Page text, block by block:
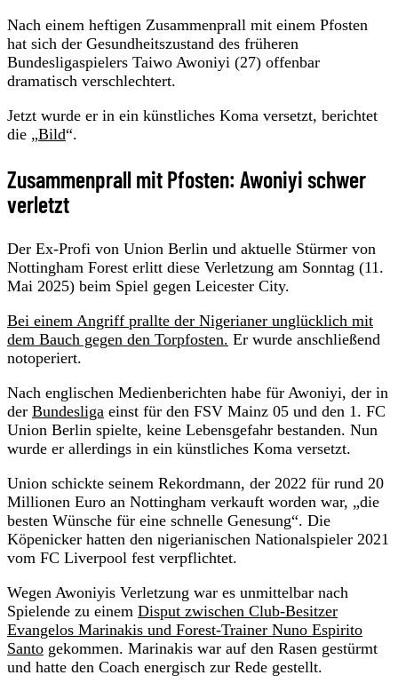
Nach einem heftigen Zusammenprall mit einem Pfosten
hat sich der Gesundheitszustand des früheren
Bundesligaspielers Taiwo Awoniyi (27) offenbar
dramatisch verschlechtert.
Jetzt wurde er in ein künstliches Koma versetzt, berichtet
die „Bild“.
Zusammenprall mit Pfosten: Awoniyi schwer
verletzt
Der Ex-Profi von Union Berlin und aktuelle Stürmer von
Nottingham Forest erlitt diese Verletzung am Sonntag (11.
Mai 2025) beim Spiel gegen Leicester City.
Bei einem Angriff prallte der Nigerianer unglücklich mit
dem Bauch gegen den Torpfosten. Er wurde anschließend
notoperiert.
Nach englischen Medienberichten habe für Awoniyi, der in
der Bundesliga einst für den FSV Mainz 05 und den 1. FC
Union Berlin spielte, keine Lebensgefahr bestanden. Nun
wurde er allerdings in ein künstliches Koma versetzt.
Union schickte seinem Rekordmann, der 2022 für rund 20
Millionen Euro an Nottingham verkauft worden war, „die
besten Wünsche für eine schnelle Genesung“. Die
Köpenicker hatten den nigerianischen Nationalspieler 2021
vom FC Liverpool fest verpflichtet.
Wegen Awoniyis Verletzung war es unmittelbar nach
Spielende zu einem Disput zwischen Club-Besitzer
Evangelos Marinakis und Forest-Trainer Nuno Espirito
Santo gekommen. Marinakis war auf den Rasen gestürmt
und hatte den Coach energisch zur Rede gestellt.